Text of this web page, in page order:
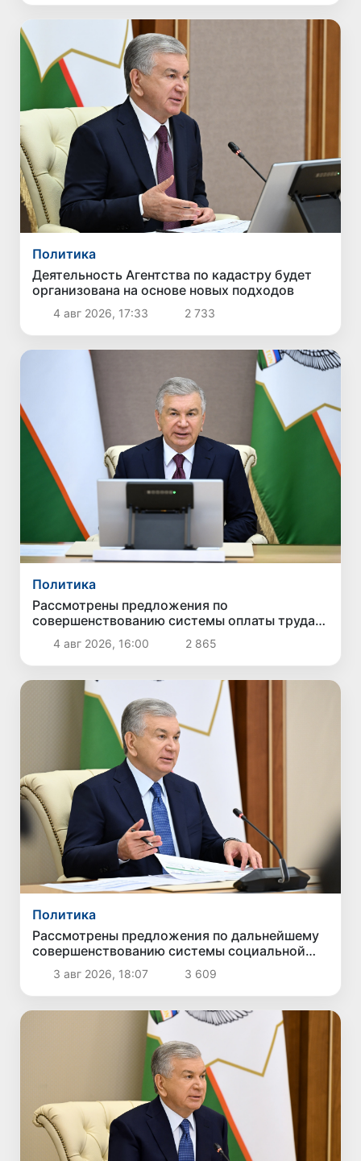
Политика
Деятельность Агентства по кадастру будет
организована на основе новых подходов
4 авг 2026, 17:33 2 733
Политика
Рассмотрены предложения по
совершенствованию системы оплаты труда
государственных служащих
4 авг 2026, 16:00 2 865
Политика
Рассмотрены предложения по дальнейшему
совершенствованию системы социальной
защиты
3 авг 2026, 18:07 3 609